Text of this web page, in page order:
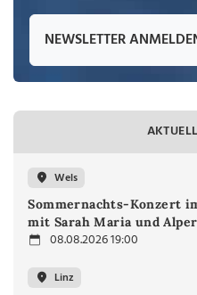
NEWSLETTER
Wels
Sommernachts-Konzert
mit Sarah Maria und
08.08.2026 19:00
Linz